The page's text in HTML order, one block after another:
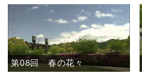
第08回 春の花々